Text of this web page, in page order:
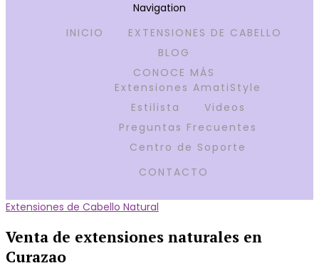
Amatistyle
Navigation
INICIO
EXTENSIONES DE CABELLO
BLOG
CONOCE MÁS
Extensiones AmatiStyle
Estilista
Videos
Preguntas Frecuentes
Centro de Soporte
CONTACTO
Extensiones de Cabello Natural
Venta de extensiones naturales en
Curazao